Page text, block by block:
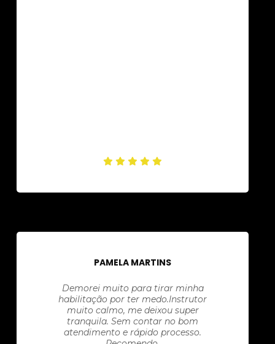
PAMELA MARTINS
Demorei muito para tirar minha
habilitação por ter medo.Instrutor
muito calmo, me deixou super
tranquila. Sem contar no bom
atendimento e rápido processo.